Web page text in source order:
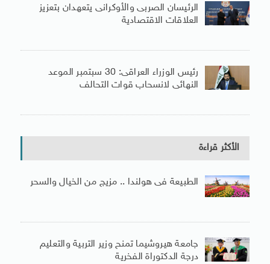
الرئيسان الصربى والأوكرانى يتعهدان بتعزيز
العلاقات الاقتصادية
رئيس الوزراء العراقى: 30 سبتمبر الموعد
النهائى لانسحاب قوات التحالف
الأكثر قراءة
الطبيعة فى هولندا .. مزيج من الخيال والسحر
جامعة هيروشيما تمنح وزير التربية والتعليم
درجة الدكتوراة الفخرية